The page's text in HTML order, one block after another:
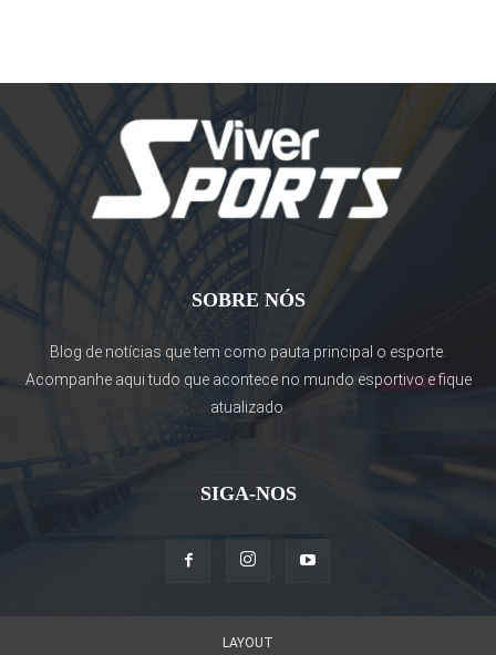
SOBRE NÓS
Blog de notícias que tem como pauta principal o esporte.
Acompanhe aqui tudo que acontece no mundo esportivo e fique
atualizado.
SIGA-NOS
LAYOUT